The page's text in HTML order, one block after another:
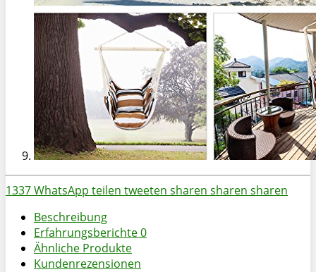
1337WhatsApp teilen tweeten sharen sharen sharen
Beschreibung
Erfahrungsberichte0
Ähnliche Produkte
Kundenrezensionen